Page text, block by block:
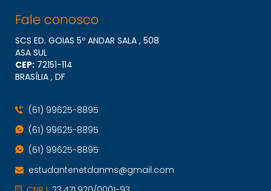
Fale conosco
SCS ED. GOIAS 5º ANDAR SALA , 508
ASA SUL
CEP: 72151​-114
BRASÍLIA , DF
(61) 99625-8895
(61) 99625-8895
(61) 99625-8895
estudantenetdanms@gmail.com